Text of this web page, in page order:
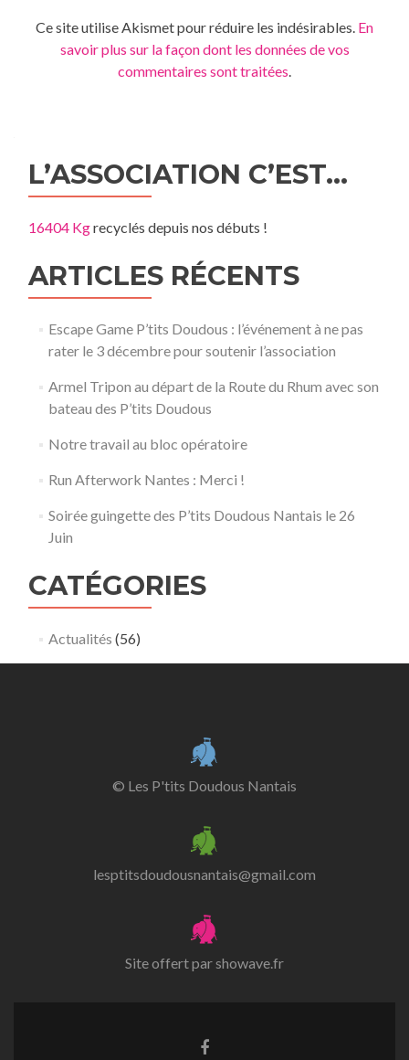
Ce site utilise Akismet pour réduire les indésirables. En
savoir plus sur la façon dont les données de vos
commentaires sont traitées.
L’ASSOCIATION C’EST…
16404 Kgrecyclés depuis nos débuts !
ARTICLES RÉCENTS
Escape Game P’tits Doudous : l’événement à ne pas
rater le 3 décembre pour soutenir l’association
Armel Tripon au départ de la Route du Rhum avec son
bateau des P’tits Doudous
Notre travail au bloc opératoire
Run Afterwork Nantes : Merci !
Soirée guingette des P’tits Doudous Nantais le 26
Juin
CATÉGORIES
Actualités (56)
© Les P'tits Doudous Nantais
lesptitsdoudousnantais@gmail.com
Site offert parshowave.fr
Lien